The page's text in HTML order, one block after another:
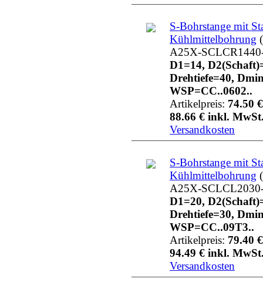
S-Bohrstange mit
Kühlmittelbohrung
A25X-
D1=14,
Drehtiefe=40,
WSP=CC..0602..
Artikelpreis: 74.50
88.66 € inkl.
Versandkosten
S-Bohrstange mit
Kühlmittelbohrung
A25X-
D1=20,
Drehtiefe=30,
WSP=CC..09T3..
Artikelpreis: 79.40
94.49 € inkl.
Versandkosten